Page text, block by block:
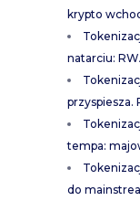
krypto
natarciu:
przyspiesza.
tempa:
do